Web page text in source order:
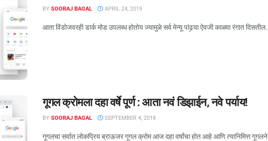
BY SOORAJ BAGAL APRIL 24, 2019
आता विंडोजवरही डार्क मोड उपलब्ध होतोय ज्यामुळे सर्व मेन्यू पांढर्‍या ऐवजी काळ्या रंगात दिसतील.
गूगल क्रोमला दहा वर्षे पूर्ण : आता नवं डिझाईन, नवे पर्याय!
BY SOORAJ BAGAL SEPTEMBER 4, 2018
गूगलचा सर्वात लोकप्रिय ब्राऊजर गूगल क्रोम आज दहा वर्षांचा होत आहे आणि त्यानिमित्त गूगलने